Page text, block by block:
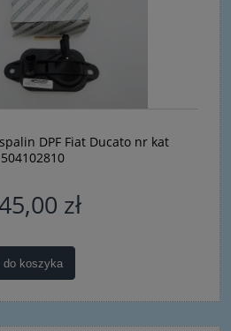
DPF Fiat Ducato nr kat
504102810
zł
do koszyka